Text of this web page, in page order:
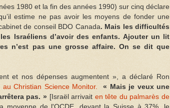
1980 et la fin des années 1990) sur cinq déclare
estime ne pas avoir les moyens de fonder une
de conseil BDO Canada. Mais les difficultés
Israéliens d’avoir des enfants. Ajouter un lit
n’est pas une grosse affaire. On se dit que
et nos dépenses augmentent », a déclaré Ron
au Christian Science Monitor.
« Mais je veux une
pas. » [Israël arrivait en tête du palmarès de